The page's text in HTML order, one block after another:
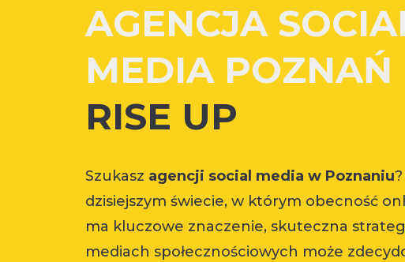
AGENCJA
MEDIA POZNAŃ
RISE UP
Szukasz agencji social media w Poznaniu
dzisiejszym świecie, w którym obecność
ma kluczowe znaczenie, skuteczna
mediach społecznościowych może